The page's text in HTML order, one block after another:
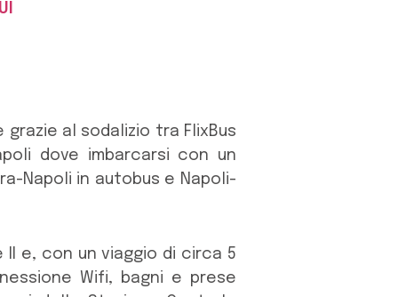
grazie al sodalizio tra FlixBus
dove imbarcarsi con un
Napoli in autobus e Napoli-
e, con un viaggio di circa 5
Wifi, bagni e prese